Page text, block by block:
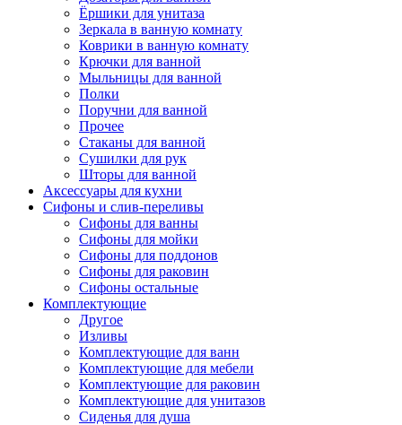
Ёршики для унитаза
Зеркала в ванную комнату
Коврики в ванную комнату
Крючки для ванной
Мыльницы для ванной
Полки
Поручни для ванной
Прочее
Стаканы для ванной
Сушилки для рук
Шторы для ванной
Аксессуары для кухни
Сифоны и слив-переливы
Сифоны для ванны
Сифоны для мойки
Сифоны для поддонов
Сифоны для раковин
Сифоны остальные
Комплектующие
Другое
Изливы
Комплектующие для ванн
Комплектующие для мебели
Комплектующие для раковин
Комплектующие для унитазов
Сиденья для душа